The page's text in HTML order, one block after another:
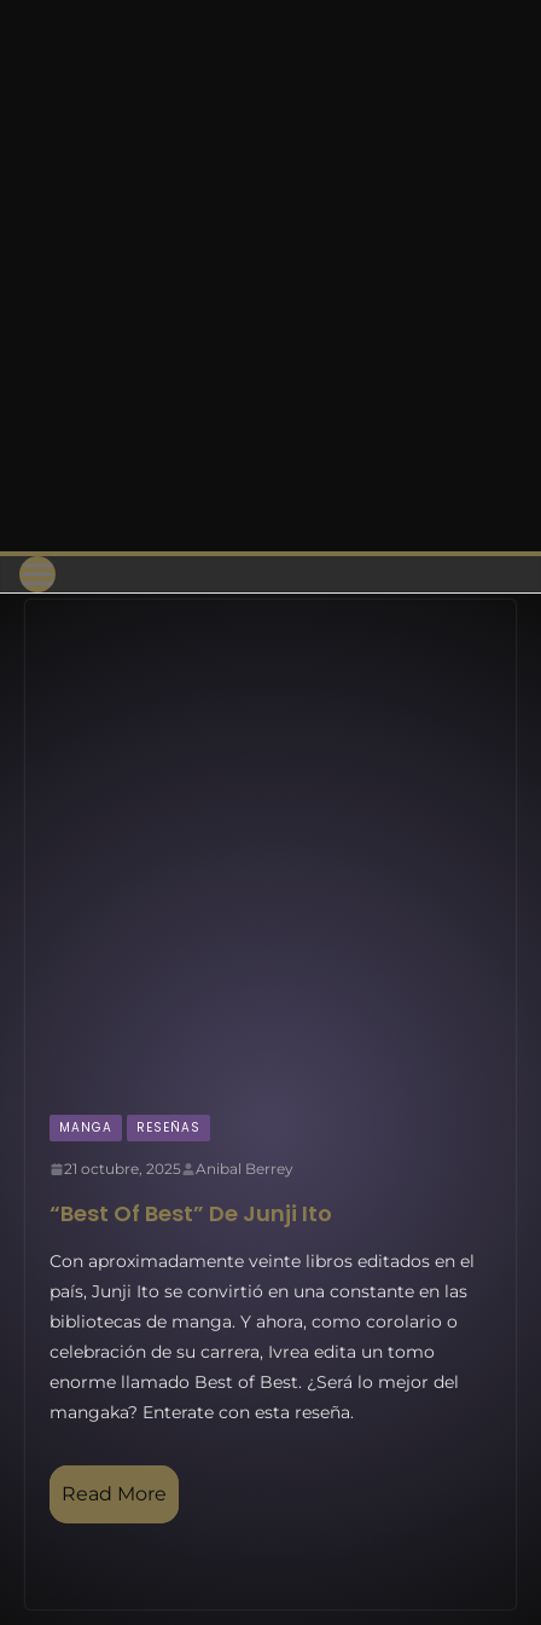
MANGA RESEÑAS
21 octubre, 2025 Anibal Berrey
“Best Of Best” De Junji Ito
Con aproximadamente veinte libros editados en el
país, Junji Ito se convirtió en una constante en las
bibliotecas de manga. Y ahora, como corolario o
celebración de su carrera, Ivrea edita un tomo
enorme llamado Best of Best. ¿Será lo mejor del
mangaka? Enterate con esta reseña.
Read More